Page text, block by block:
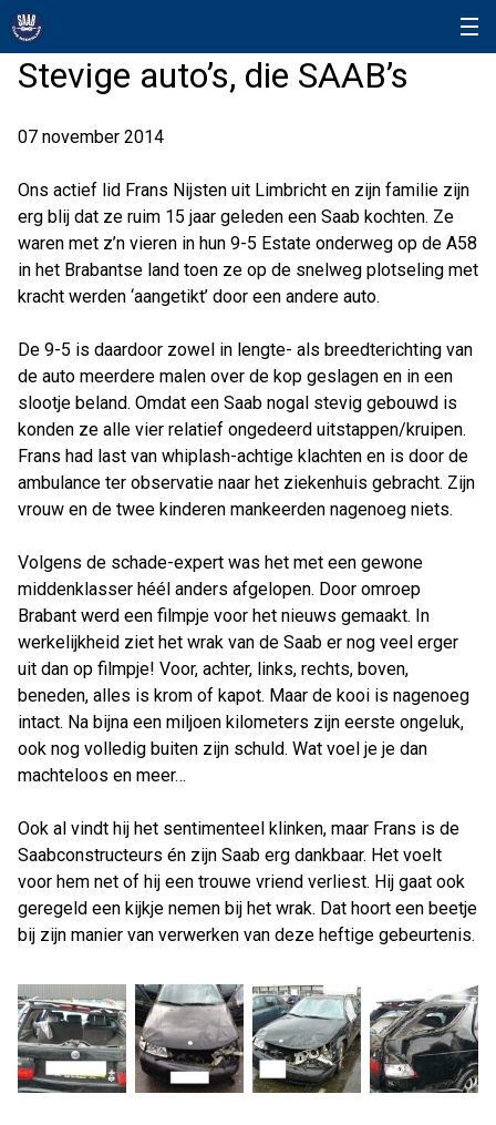
Stevige auto’s, die SAAB’s
07 november 2014
Ons actief lid Frans Nijsten uit Limbricht en zijn familie zijn
erg blij dat ze ruim 15 jaar geleden een Saab kochten. Ze
waren met z’n vieren in hun 9-5 Estate onderweg op de A58
in het Brabantse land toen ze op de snelweg plotseling met
kracht werden ‘aangetikt’ door een andere auto.
De 9-5 is daardoor zowel in lengte- als breedterichting van
de auto meerdere malen over de kop geslagen en in een
slootje beland. Omdat een Saab nogal stevig gebouwd is
konden ze alle vier relatief ongedeerd uitstappen/kruipen.
Frans had last van whiplash-achtige klachten en is door de
ambulance ter observatie naar het ziekenhuis gebracht. Zijn
vrouw en de twee kinderen mankeerden nagenoeg niets.
Volgens de schade-expert was het met een gewone
middenklasser héél anders afgelopen. Door omroep
Brabant werd een filmpje voor het nieuws gemaakt. In
werkelijkheid ziet het wrak van de Saab er nog veel erger
uit dan op filmpje! Voor, achter, links, rechts, boven,
beneden, alles is krom of kapot. Maar de kooi is nagenoeg
intact. Na bijna een miljoen kilometers zijn eerste ongeluk,
ook nog volledig buiten zijn schuld. Wat voel je je dan
machteloos en meer…
Ook al vindt hij het sentimenteel klinken, maar Frans is de
Saabconstructeurs én zijn Saab erg dankbaar. Het voelt
voor hem net of hij een trouwe vriend verliest. Hij gaat ook
geregeld een kijkje nemen bij het wrak. Dat hoort een beetje
bij zijn manier van verwerken van deze heftige gebeurtenis.